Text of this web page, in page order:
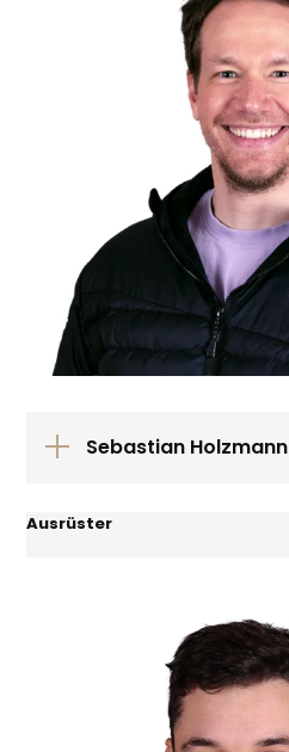
Sebastian Holzmann
Ausrüster